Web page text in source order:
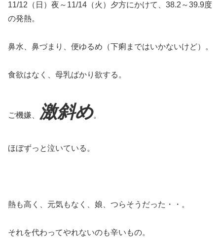
11/12（日）夜～11/14（火）夕方にかけて、38.2～39.9度
の発熱。
鼻水、鼻づまり、便ゆるめ（下痢まではいかないけど）。
食欲はなく、母乳ばかり欲する。
ご機嫌、 激斜め。
ほぼずっと泣いている。
熱も高く、元気もなく、娘、つらそうだった・・。
それを代わってやれないのも辛いもの。